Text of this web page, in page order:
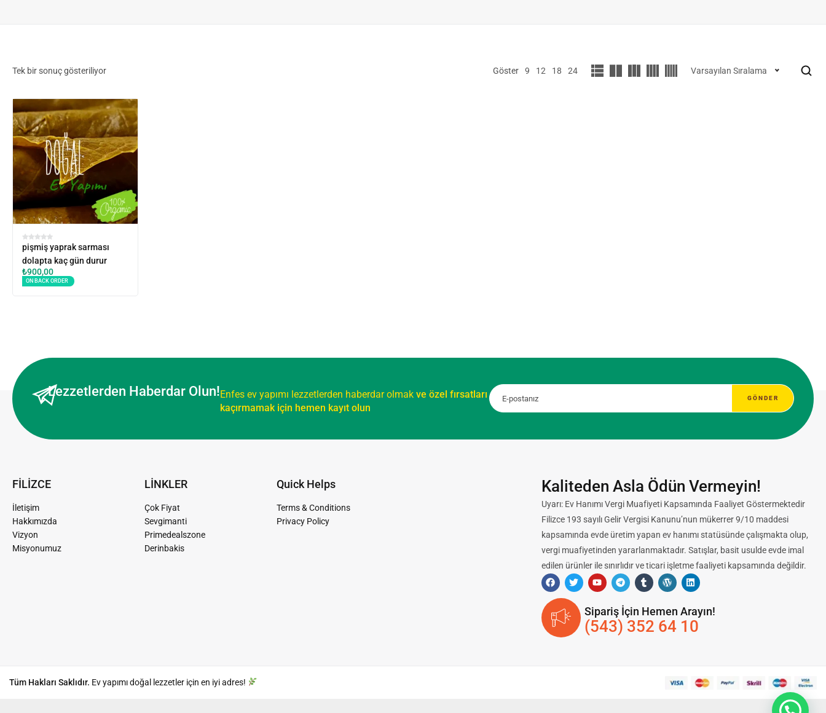
Tek bir sonuç gösteriliyor Göster 9 12 18 24 Varsayılan Sıralama
pişmiş yaprak sarması
dolapta kaç gün durur
₺900,00
ON BACK ORDER
Lezzetlerden Haberdar Olun!Enfes ev yapımı lezzetlerden haberdar olmakve özel fırsatları
kaçırmamak için hemen kayıt olun
FİLİZCE
İletişim
Hakkımızda
Vizyon
Misyonumuz
LİNKLER
Çok Fiyat
Sevgimanti
Primedealszone
Derinbakis
Quick Helps
Terms & Conditions
Privacy Policy
Kaliteden Asla Ödün Vermeyin!
Uyarı: Ev Hanımı Vergi Muafiyeti Kapsamında Faaliyet Göstermektedir
Filizce 193 sayılı Gelir Vergisi Kanunu’nun mükerrer 9/10 maddesi
kapsamında evde üretim yapan ev hanımı statüsünde çalışmakta olup,
vergi muafiyetinden yararlanmaktadır. Satışlar, basit usulde evde imal
edilen ürünler ile sınırlıdır ve ticari işletme faaliyeti kapsamında değildir.
Sipariş İçin Hemen Arayın!
(543) 352 64 10
Tüm Hakları Saklıdır. Ev yapımı doğal lezzetler için en iyi adres!